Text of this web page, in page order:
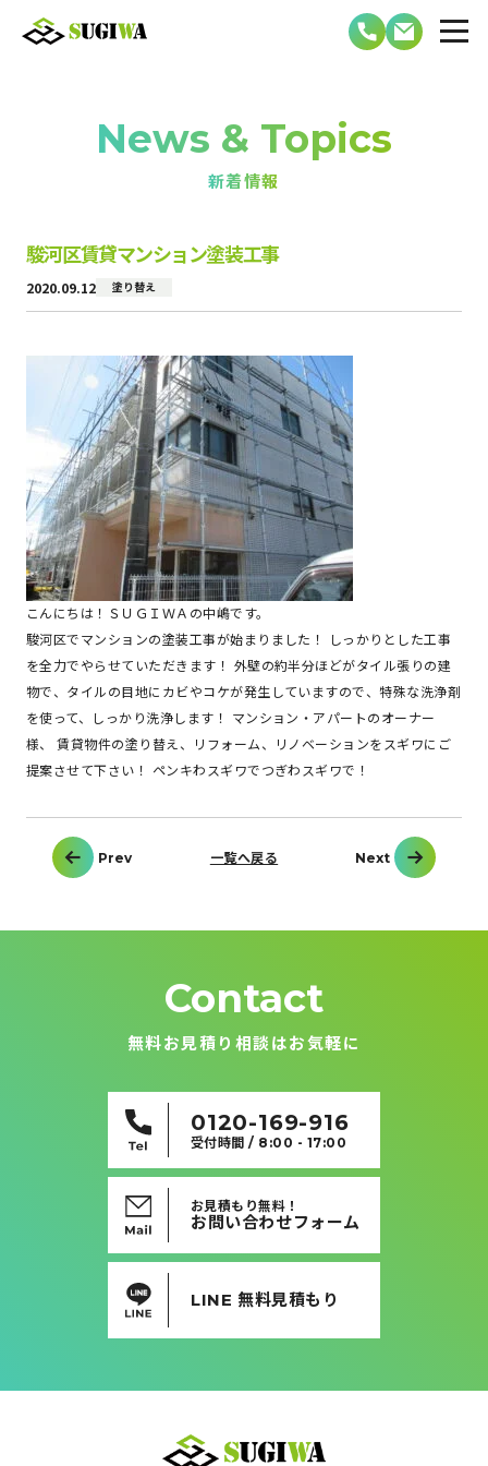
News & Topics
新着情報
駿河区賃貸マンション塗装工事
2020.09.12 塗り替え
こんにちは！ＳＵＧＩＷＡの中嶋です。
駿河区でマンションの塗装工事が始まりました！ しっかりとした工事
を全力でやらせていただきます！ 外壁の約半分ほどがタイル張りの建
物で、タイルの目地にカビやコケが発生していますので、特殊な洗浄剤
を使って、しっかり洗浄します！ マンション・アパートのオーナー
様、 賃貸物件の塗り替え、リフォーム、リノベーションをスギワにご
提案させて下さい！ ペンキわスギワでつぎわスギワで！
投
稿
ー
Prev Next
一覧へ戻る
Contact
無料お見積り相談はお気軽に
0120-169-916
受付時間 / 8:00 - 17:00
お見積もり無料！
お問い合わせフォーム
LINE 無料見積もり